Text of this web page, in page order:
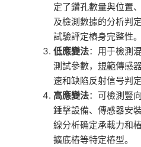
定了鑽孔數量與位置
及檢測數據的分析判
試驗評定樁身完整性。
低應變法：用于檢測
測試參數， 規範傳感
速和缺陷反射信号判
高應變法：可檢測豎
錘擊設備、傳感器安
線分析确定承載力和
擴底樁等特定樁型。